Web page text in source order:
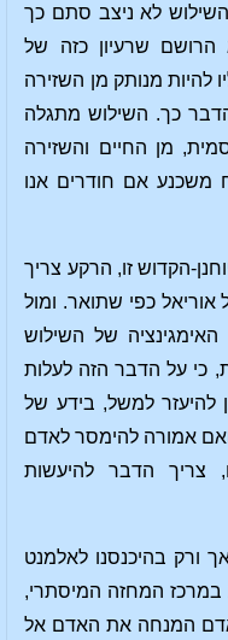
לא ניצב סתם כך
הרושם שרעיון כזה של
להיות מנותק מן השזירה
הדבר כך. השילוש מתגלה
מן החיים והשזירה
משכנע אם חודרים אנו
הקדוש זו, הרקע צריך
אוריאל כפי שתואר. ומול
של השילוש
כי על הדבר הזה לעלות
להיעזר למשל, בידע של
אמורה להימסר לאדם
צריך הדבר להיעשות
ורק בהיכנסנו לאלמנט
במרכז המחזה המיסתרי,
המנחה את האדם אל